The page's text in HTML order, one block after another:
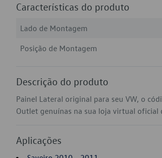
Características do produto
Lado de Montagem
Posição de Montagem
Descrição do produto
Painel Lateral original para seu VW, o
Outlet genuínas na sua loja virtual oficial
Aplicações